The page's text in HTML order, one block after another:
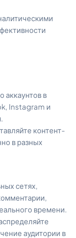
аккаунтов в
Instagram и
контент-
в разных
сетях,
времени.
аудитории в